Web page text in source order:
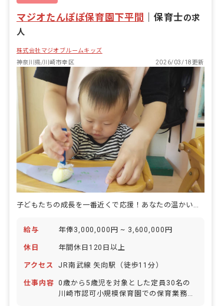
マジオたんぽぽ保育園下平間 保育士の求
人
株式会社マジオブルームキッズ
神奈川県/川崎市幸区
2026/03/18更新
子どもたちの成長を一番近くで応援！あなたの温かい心が輝く場所がここにあります。
給与 年俸3,000,000円 ~ 3,600,000円
休日 年間休日120日以上
アクセス JR南武線 矢向駅（徒歩11分）
仕事内容 0歳から5歳児を対象とした定員30名の
川崎市認可小規模保育園での保育業務で